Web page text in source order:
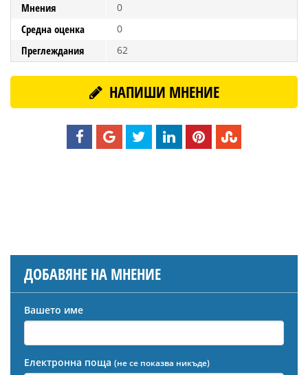
Мнения 0
Средна оценка 0
Преглеждания 62
НАПИШИ МНЕНИЕ
ДОБАВЯНЕ НА МНЕНИЕ
Вашето име
Електронна поща (не се показва никъде)